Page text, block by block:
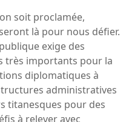
soit proclamée,
là pour nous défier.
exige des
très importants pour la
diplomatiques à
administratives
titanesques pour des
à relever avec